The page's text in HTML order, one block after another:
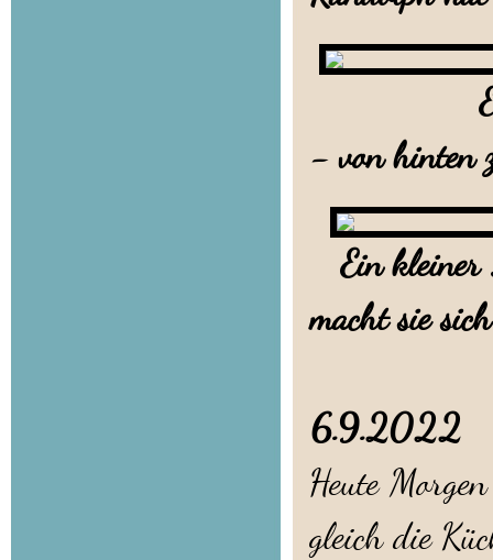
- von hinten
Ein kleiner
macht sie
Heute
gleich die